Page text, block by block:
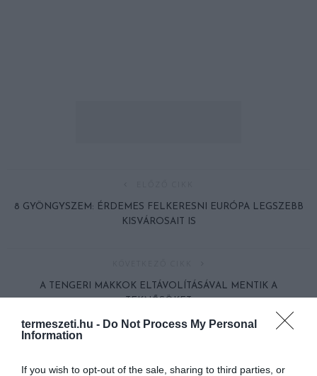
termeszeti.hu - Do Not Process My Personal
Information
If you wish to opt-out of the sale, sharing to third parties, or
8 GYÖNGYSZEM: ÉRDEMES FELKERESNI EURÓPA LEGSZEBB
KISVÁROSAIT IS
A TENGERI MAKKOK ELTÁVOLÍTÁSÁVAL MENTIK A
TEKNŐSÖKET